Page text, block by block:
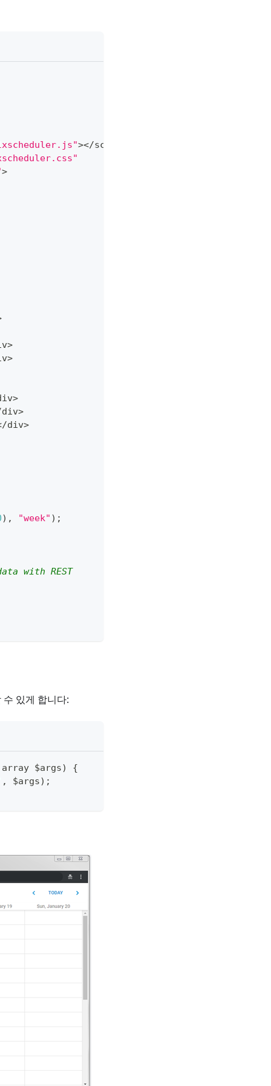
></script
>
>
>
>
div>
/div>
) , "week" ) ;
with REST
있게 합니다:
array $args)
{
, $args) ;